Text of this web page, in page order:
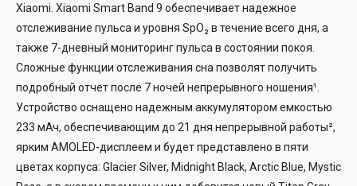
Xiaomi. Xiaomi Smart Band 9 обеспечивает надежное
отслеживание пульса и уровня SpO₂ в течение всего дня, а
также 7-дневный мониторинг пульса в состоянии покоя.
Сложные функции отслеживания сна позволят получить
подробный отчет после 7 ночей непрерывного ношения¹.
Устройство оснащено надежным аккумулятором емкостью
233 мАч, обеспечивающим до 21 дня непрерывной работы²,
ярким AMOLED-дисплеем и будет представлено в пяти
цветах корпуса: Glacier Silver, Midnight Black, Arctic Blue, Mystic